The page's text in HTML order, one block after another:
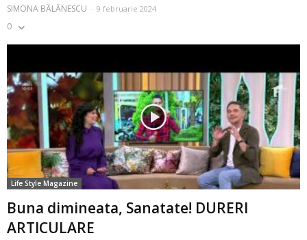
SIMONA BĂLĂNESCU - 9 februarie 2024
0
Life Style Magazine
Buna dimineata, Sanatate! DURERI
ARTICULARE